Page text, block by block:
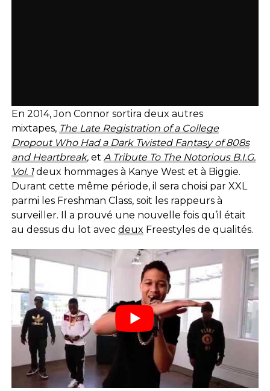
En 2014, Jon Connor sortira deux autres
mixtapes, The Late Registration of a College
Dropout Who Had a Dark Twisted Fantasy of 808s
and Heartbreak, et A Tribute To The Notorious B.I.G.
Vol. 1deux hommages à Kanye West et à Biggie.
Durant cette même période, il sera choisi par XXL
parmi les Freshman Class, soit les rappeurs à
surveiller. Il a prouvé une nouvelle fois qu’il était
au dessus du lot avec deux Freestyles de qualités.